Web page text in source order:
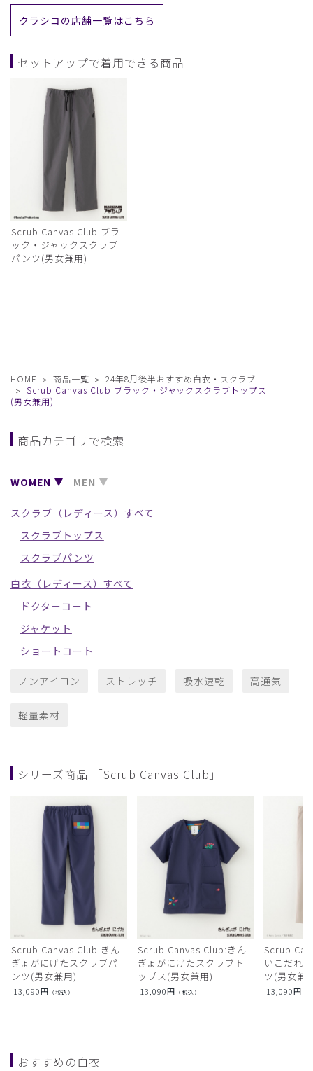
クラシコの店舗一覧はこちら
セットアップで着用できる商品
Scrub Canvas Club:ブラ
ック・ジャックスクラブ
パンツ(男女兼用)
HOME 商品一覧
24年8月後半おすすめ白衣・スクラブ
Scrub Canvas Club:ブラック・ジャックスクラブトップス
(男女兼用)
商品カテゴリで検索
WOMEN MEN
スクラブ（レディース）すべて
スクラブトップス
スクラブパンツ
白衣（レディース）すべて
ドクターコート
ジャケット
ショートコート
ノンアイロン ストレッチ 吸水速乾 高通気
軽量素材
シリーズ商品 「Scrub Canvas Club」
Scrub Canvas Club:きん
ぎょがにげたスクラブパ
ンツ(男女兼用)
13,090円 （税込）
Scrub Canvas Club:きん
ぎょがにげたスクラブト
ップス(男女兼用)
13,090円 （税込）
Scrub
いこだれ
ツ(男女兼
13,090円
おすすめの白衣